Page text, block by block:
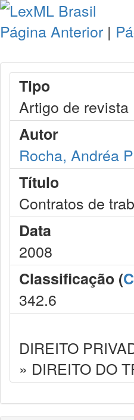
Página Anterior |
Tipo
Artigo de revista
Autor
Rocha, Andréa
Título
Contratos de
Data
2008
Classificação (
342.6
DIREITO
» DIREITO DO